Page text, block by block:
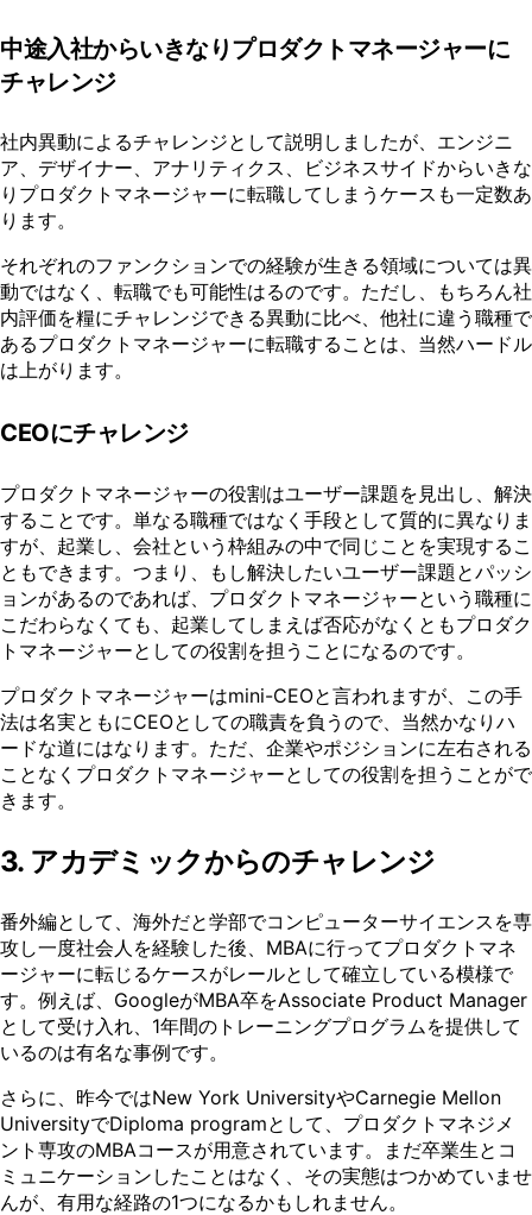
中途入社からいきなりプロダクトマネージャーに
チャレンジ
社内異動によるチャレンジとして説明しましたが、エンジニ
ア、デザイナー、アナリティクス、ビジネスサイドからいきな
りプロダクトマネージャーに転職してしまうケースも一定数あ
ります。
それぞれのファンクションでの経験が生きる領域については異
動ではなく、転職でも可能性はるのです。ただし、もちろん社
内評価を糧にチャレンジできる異動に比べ、他社に違う職種で
あるプロダクトマネージャーに転職することは、当然ハードル
は上がります。
CEOにチャレンジ
プロダクトマネージャーの役割はユーザー課題を見出し、解決
することです。単なる職種ではなく手段として質的に異なりま
すが、起業し、会社という枠組みの中で同じことを実現するこ
ともできます。つまり、もし解決したいユーザー課題とパッシ
ョンがあるのであれば、プロダクトマネージャーという職種に
こだわらなくても、起業してしまえば否応がなくともプロダク
トマネージャーとしての役割を担うことになるのです。
プロダクトマネージャーはmini-CEOと言われますが、この手
法は名実ともにCEOとしての職責を負うので、当然かなりハ
ードな道にはなります。ただ、企業やポジションに左右される
ことなくプロダクトマネージャーとしての役割を担うことがで
きます。
3. アカデミックからのチャレンジ
番外編として、海外だと学部でコンピューターサイエンスを専
攻し一度社会人を経験した後、MBAに行ってプロダクトマネ
ージャーに転じるケースがレールとして確立している模様で
す。例えば、GoogleがMBA卒をAssociate Product Manager
として受け入れ、1年間のトレーニングプログラムを提供して
いるのは有名な事例です。
さらに、昨今ではNew York UniversityやCarnegie Mellon
UniversityでDiploma programとして、プロダクトマネジメ
ント専攻のMBAコースが用意されています。まだ卒業生とコ
ミュニケーションしたことはなく、その実態はつかめていませ
んが、有用な経路の1つになるかもしれません。